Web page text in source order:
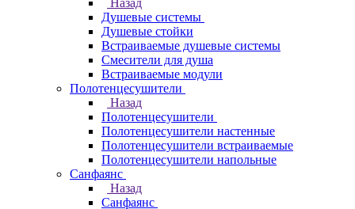
Назад
Душевые системы
Душевые стойки
Встраиваемые душевые системы
Смесители для душа
Встраиваемые модули
Полотенцесушители
Назад
Полотенцесушители
Полотенцесушители настенные
Полотенцесушители встраиваемые
Полотенцесушители напольные
Санфаянс
Назад
Санфаянс